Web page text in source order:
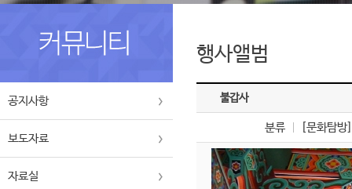
공지사항
보도자료
자료실
행사앨범
불갑사
분류 [문화탐방]